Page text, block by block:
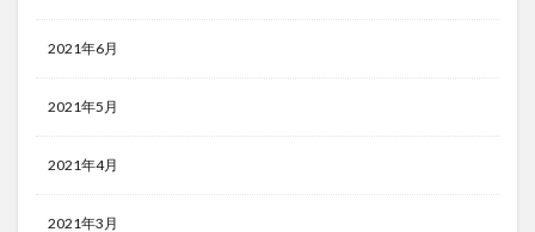
2021年6月
2021年5月
2021年4月
2021年3月